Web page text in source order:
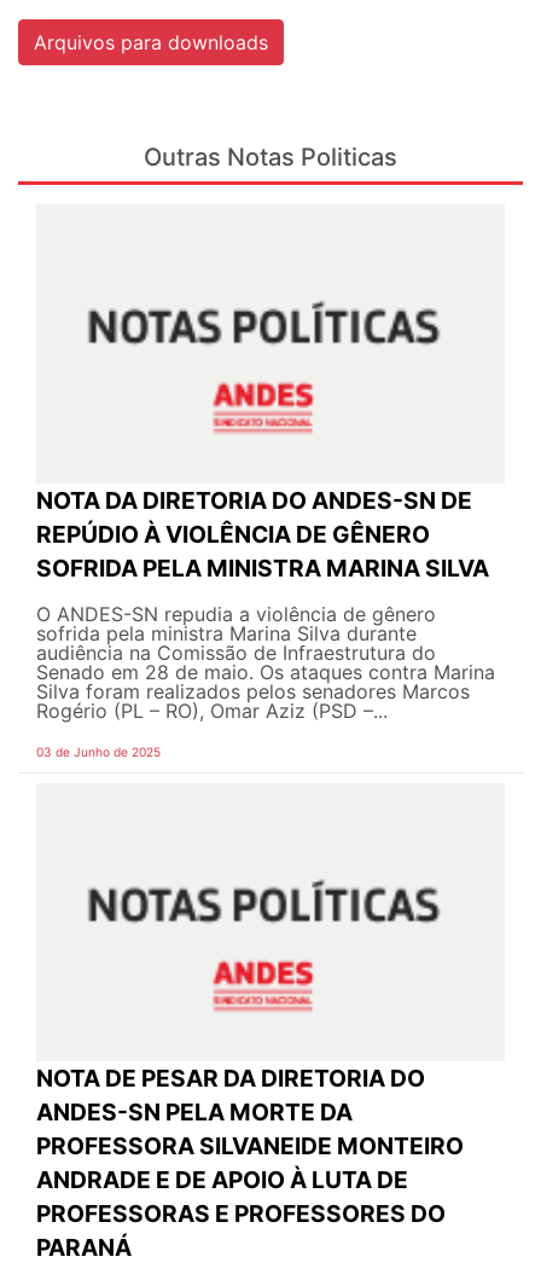
Arquivos para downloads
Outras Notas Politicas
NOTA DA DIRETORIA DO ANDES-SN DE
REPÚDIO À VIOLÊNCIA DE GÊNERO
SOFRIDA PELA MINISTRA MARINA SILVA
O ANDES-SN repudia a violência de gênero
sofrida pela ministra Marina Silva durante
audiência na Comissão de Infraestrutura do
Senado em 28 de maio. Os ataques contra Marina
Silva foram realizados pelos senadores Marcos
Rogério (PL – RO), Omar Aziz (PSD –...
03 de Junho de 2025
NOTA DE PESAR DA DIRETORIA DO
ANDES-SN PELA MORTE DA
PROFESSORA SILVANEIDE MONTEIRO
ANDRADE E DE APOIO À LUTA DE
PROFESSORAS E PROFESSORES DO
PARANÁ